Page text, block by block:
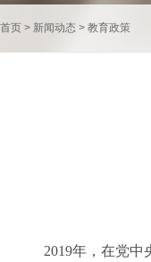
首页 > 新闻动态 > 教育政策
2019年，在党中